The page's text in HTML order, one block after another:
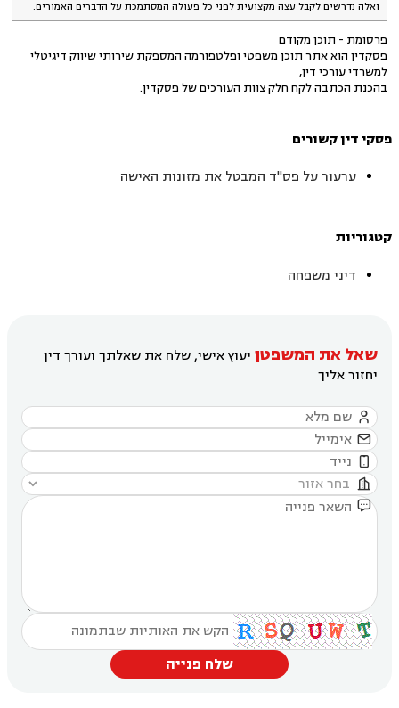
ואלה נדרשים לקבל עצה מקצועית לפני כל פעולה המסתמכת על הדברים האמורים.
פרסומת - תוכן מקודם
פסקדין הוא אתר תוכן משפטי ופלטפורמה המספקת שירותי שיווק דיגיטלי
למשרדי עורכי דין,
בהכנת הכתבה לקח חלק צוות העורכים של פסקדין.
פסקי דין קשורים
ערעור על פס"ד המבטל את מזונות האישה
קטגוריות
דיני משפחה
שאל את המשפטן יעוץ אישי, שלח את שאלתך ועורך דין
יחזור אליך





שלח פנייה